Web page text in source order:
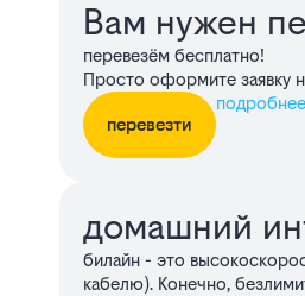
Вам нужен
перевезём бесплатно!
Просто оформите заявку
перевезти
домашний
билайн - это
кабелю). Конечно,